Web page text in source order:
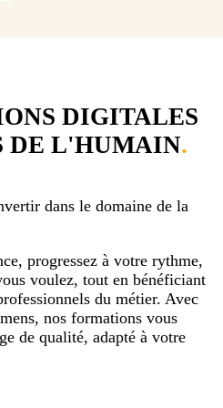
DIGITALES
DE L'HUMAIN.
dans le domaine de la
progressez à votre rythme,
voulez, tout en bénéficiant
du métier. Avec
nos formations vous
de qualité, adapté à votre